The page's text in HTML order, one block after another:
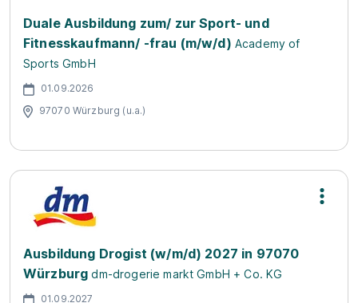
Duale Ausbildung zum/ zur Sport- und
Fitnesskaufmann/ -frau (m/w/d) Academy of
Sports GmbH
01.09.2026
97070 Würzburg (u.a.)
Ausbildung Drogist (w/m/d) 2027 in 97070
Würzburg dm-drogerie markt GmbH + Co. KG
01.09.2027